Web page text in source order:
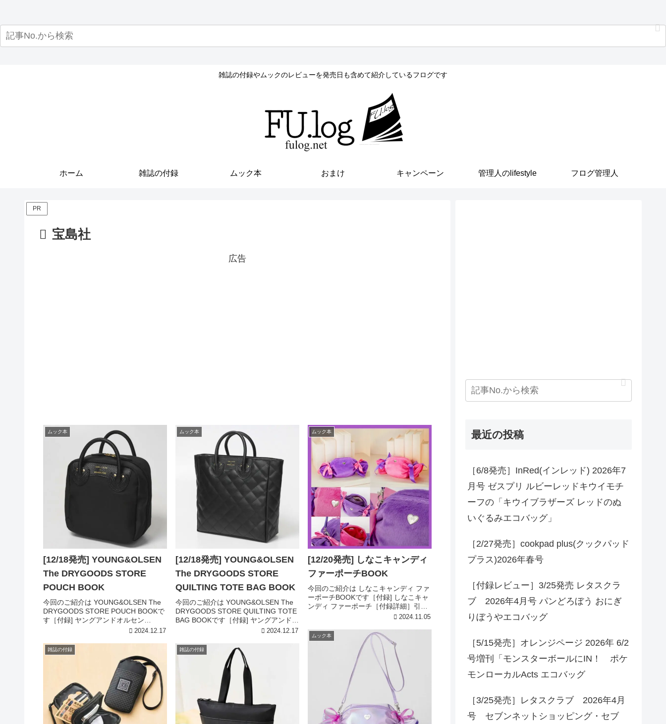
雑誌の付録やムックのレビューを発売日も含めて紹介しているフログです
ホーム 雑誌の付録 ムック本 おまけ キャンペーン 管理人のlifestyle フログ管理人
PR
宝島社
広告
ムック本
[12/18発売] YOUNG&OLSEN
The DRYGOODS STORE
POUCH BOOK
今回のご紹介は YOUNG&OLSEN The
DRYGOODS STORE POUCH BOOKで
す［付録] ヤングアンドオルセン
POUCH［付録詳細］引用元:宝島チャン
オルセン］POUCH...
2024.12.17
ムック本
[12/18発売] YOUNG&OLSEN
The DRYGOODS STORE
QUILTING TOTE BAG BOOK
今回のご紹介は YOUNG&OLSEN The
DRYGOODS STORE QUILTING TOTE
BAG BOOKです［付録] ヤングアンドオ
ルセン QUILTING TOTE BAG［付録詳
2024.12.17
ムック本
[12/20発売] しなこキャンディ
ファーポーチBOOK
今回のご紹介は しなこキャンディ ファ
ーポーチBOOKです［付録] しなこキャ
ンディ ファーポーチ［付録詳細］引用
元:宝島チャンネルしなこキャンディ フ
スイーツで有名な原宿系クリエイタ
ー、しなこちゃんプ...
2024.11.05
ムック本
雑誌の付録 雑誌の付録
最近の投稿
［6/8発売］InRed(インレッド) 2026年7
月号 ゼスプリ ルビーレッドキウイモチ
ーフの「キウイブラザーズ レッドのぬ
いぐるみエコバッグ」
［2/27発売］cookpad plus(クックパッド
プラス)2026年春号
［付録レビュー］3/25発売 レタスクラ
ブ 2026年4月号 パンどろぼう おにぎ
りぼうやエコバッグ
［5/15発売］オレンジページ 2026年 6/2
号増刊「モンスターボールにIN！ ポケ
モンローカルActs エコバッグ
［3/25発売］レタスクラブ 2026年4月
号 セブンネットショッピング・セブ